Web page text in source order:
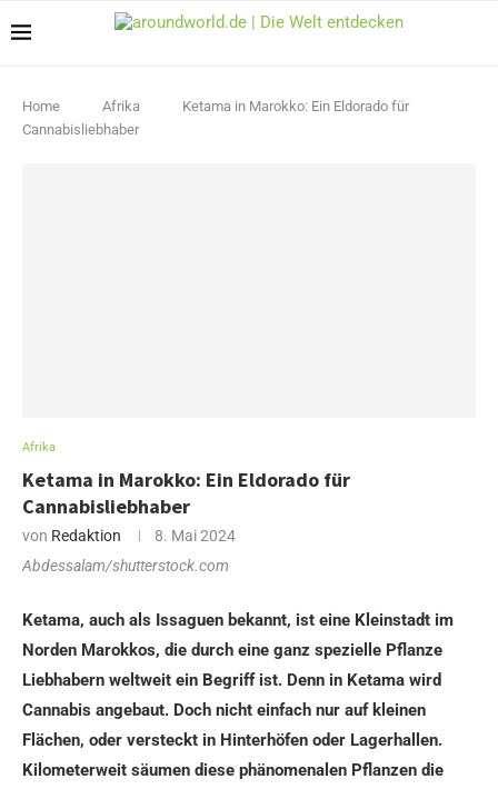
Home Afrika
Ketama in Marokko: Ein Eldorado für
Cannabisliebhaber
Afrika
Ketama in Marokko: Ein Eldorado für
Cannabisliebhaber
von Redaktion
8. Mai 2024
Abdessalam/shutterstock.com
Ketama, auch als Issaguen bekannt, ist eine Kleinstadt im
Norden Marokkos, die durch eine ganz spezielle Pflanze
Liebhabern weltweit ein Begriff ist. Denn in Ketama wird
Cannabis angebaut. Doch nicht einfach nur auf kleinen
Flächen, oder versteckt in Hinterhöfen oder Lagerhallen.
Kilometerweit säumen diese phänomenalen Pflanzen die